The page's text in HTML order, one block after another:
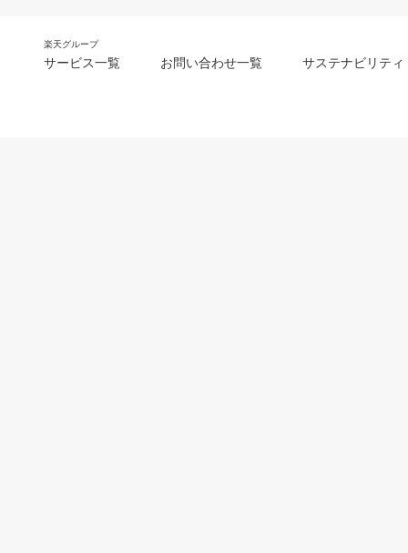
楽天グループ
サービス一覧 お問い合わせ一覧 サステナビリティ